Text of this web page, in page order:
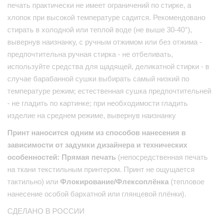
печать практически не имеет ограничений по стирке, а
хлопок при высокой температуре садится. Рекомендовано
стирать в холодной или теплой воде (не выше 30-40°),
вывернув наизнанку, с ручным отжимом или без отжима -
предпочтительна ручная стирка - не отбеливать,
используйте средства для щадящей, деликатной стирки - в
случае барабанной сушки выбирать самый низкий по
температуре режим; естественная сушка предпочтительней
- не гладить по картинке; при необходимости гладить
изделие на среднем режиме, вывернув наизнанку
Принт наносится одним из способов нанесения в
зависимости от задумки дизайнера и технических
особенностей: Прямая печать (непосредственная печать
на ткани текстильным принтером. Принт не ощущается
тактильно) или Флокирование/Флексоплёнка (тепловое
нанесение особой бархатной или глянцевой плёнки).
СДЕЛАНО В РОССИИ